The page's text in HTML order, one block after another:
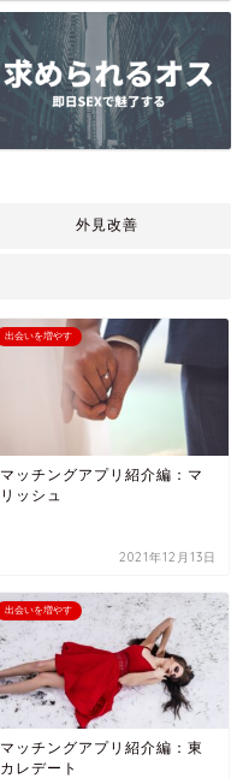
外見改善
出会いを増やす
マッチングアプリ紹介編：マ
リッシュ
2021年12月13日
出会いを増やす
マッチングアプリ紹介編：東
カレデート